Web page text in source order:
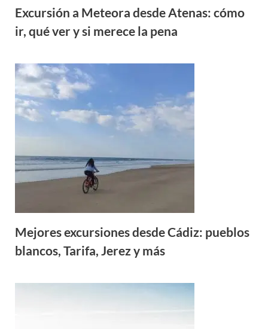
Excursión a Meteora desde Atenas: cómo
ir, qué ver y si merece la pena
Mejores excursiones desde Cádiz: pueblos
blancos, Tarifa, Jerez y más